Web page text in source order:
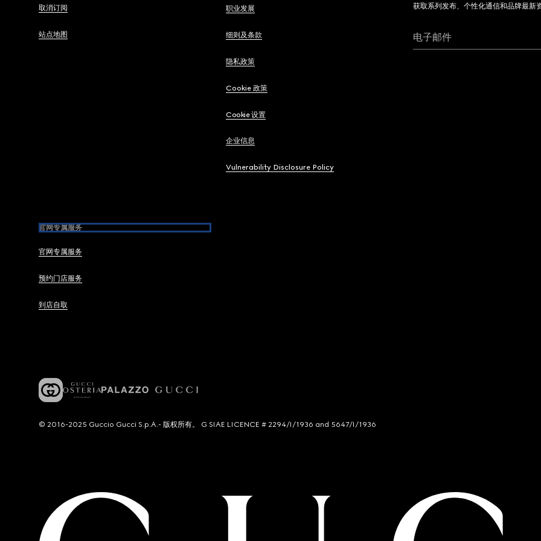
取消订阅
站点地图
职业发展
细则及条款
隐私政策
Cookie 政策
Cookie 设置
企业信息
Vulnerability Disclosure Policy
官网专属服务
官网专属服务
预约门店服务
到店自取
获取系列发布、个性化通信和品牌最新
电子邮件
© 2016-2025 Guccio Gucci S.p.A.- 版权所有。 G SIAE LICENCE # 2294/I/1936 and 5647/I/1936